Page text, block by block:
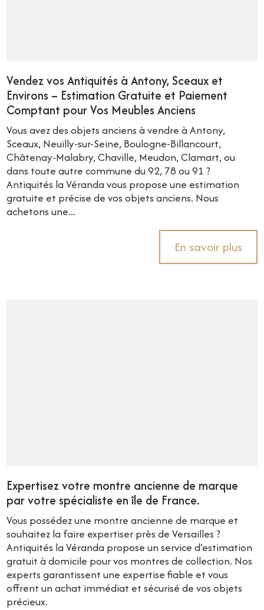
Vendez vos Antiquités à Antony, Sceaux et
Environs – Estimation Gratuite et Paiement
Comptant pour Vos Meubles Anciens
Vous avez des objets anciens à vendre à Antony,
Sceaux, Neuilly-sur-Seine, Boulogne-Billancourt,
Châtenay-Malabry, Chaville, Meudon, Clamart, ou
dans toute autre commune du 92, 78 ou 91 ?
Antiquités la Véranda vous propose une estimation
gratuite et précise de vos objets anciens. Nous
achetons une...
En savoir plus
Expertisez votre montre ancienne de marque
par votre spécialiste en île de France.
Vous possédez une montre ancienne de marque et
souhaitez la faire expertiser près de Versailles ?
Antiquités la Véranda propose un service d'estimation
gratuit à domicile pour vos montres de collection. Nos
experts garantissent une expertise fiable et vous
offrent un achat immédiat et sécurisé de vos objets
précieux.